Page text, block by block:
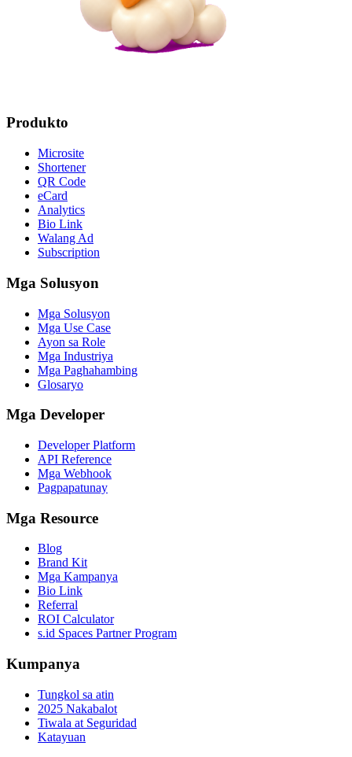
Produkto
Microsite
Shortener
QR Code
eCard
Analytics
Bio Link
Walang Ad
Subscription
Mga Solusyon
Mga Solusyon
Mga Use Case
Ayon sa Role
Mga Industriya
Mga Paghahambing
Glosaryo
Mga Developer
Developer Platform
API Reference
Mga Webhook
Pagpapatunay
Mga Resource
Blog
Brand Kit
Mga Kampanya
Bio Link
Referral
ROI Calculator
s.id Spaces Partner Program
Kumpanya
Tungkol sa atin
2025 Nakabalot
Tiwala at Seguridad
Katayuan